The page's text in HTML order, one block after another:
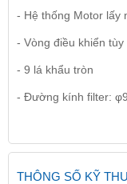
- Hệ thống Motor lấy
- Vòng điều khiển tùy
- 9 lá khẩu tròn
- Đường kính filter:
THÔNG SỐ KỸ